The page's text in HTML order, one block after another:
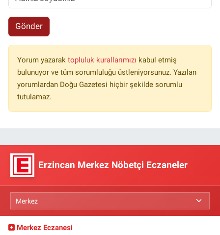
Gönder
Yorum yazarak topluluk kurallarımızı kabul etmiş
bulunuyor ve tüm sorumluluğu üstleniyorsunuz. Yazılan
yorumlardan Doğu Gazetesi hiçbir şekilde sorumlu
tutulamaz.
Erzincan Merkez Nöbetçi Eczaneler
Merkez Eczanesi